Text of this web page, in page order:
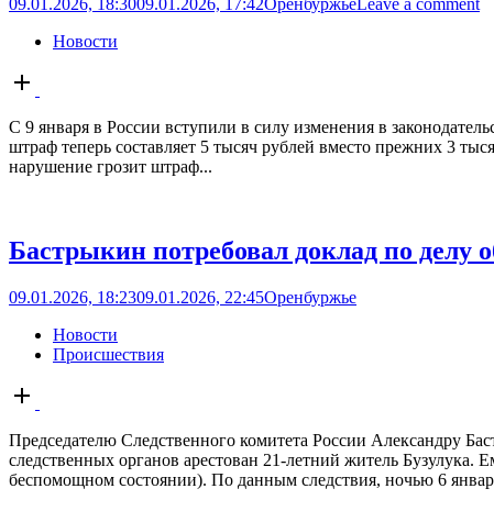
Новости
Open
post
С 9 января в России вступили в силу изменения в
штраф теперь составляет 5 тысяч рублей вместо прежних 3
нарушение грозит штраф...
Бастрыкин потребовал доклад по делу
09.01.2026, 18:2309.01.2026, 22:45Оренбуржье
Новости
Происшествия
Open
post
Председателю Следственного комитета России Александру
следственных органов арестован 21-летний житель
беспомощном состоянии). По данным следствия, ночью 6